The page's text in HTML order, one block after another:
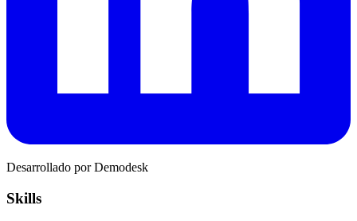
Desarrollado por Demodesk
Skills